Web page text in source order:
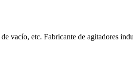
vacío, etc. Fabricante de agitadores